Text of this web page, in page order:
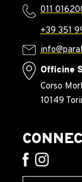
011
+39 351
Officine S
Corso
10149